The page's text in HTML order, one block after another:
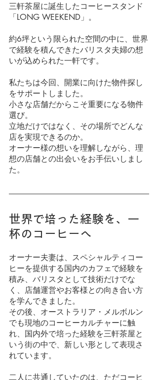
三軒茶屋に誕生したコーヒースタンド
「LONG WEEKEND」。
約6坪という限られた空間の中に、世界
で経験を積んできたバリスタ夫婦の想
いが込められた一軒です。
私たちは今回、開業に向けた物件探し
をサポートしました。
小さな店舗だからこそ重要になる物件
選び。
立地だけではなく、その場所でどんな
店を実現できるのか。
オーナー様の想いを理解しながら、理
想の店舗との出会いをお手伝いしまし
た。
世界で培った経験を、一
杯のコーヒーへ
オーナー夫妻は、スペシャルティコー
ヒーを提供する国内のカフェで経験を
積み、バリスタとして技術だけでな
く、店舗運営やお客様との向き合い方
を学んできました。
その後、オーストラリア・メルボルン
でも現地のコーヒーカルチャーに触
れ、国内外で培った経験を三軒茶屋と
いう街の中で、新しい形として表現さ
れています。
二人に共通していたのは、ただコーヒ